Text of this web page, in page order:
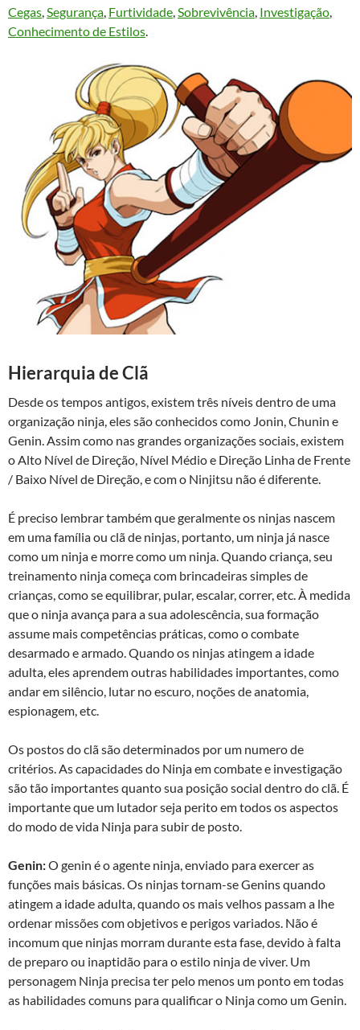
Cegas Segurança Furtividade Sobrevivência Investigação
Conhecimento de Estilos
Hierarquia de Clã
Desde os tempos antigos, existem três níveis dentro de uma
organização ninja, eles são conhecidos como Jonin, Chunin e
Genin. Assim como nas grandes organizações sociais, existem
o Alto Nível de Direção, Nível Médio e Direção Linha de Frente
/ Baixo Nível de Direção, e com o Ninjitsu não é diferente.
É preciso lembrar também que geralmente os ninjas nascem
em uma família ou clã de ninjas, portanto, um ninja já nasce
como um ninja e morre como um ninja. Quando criança, seu
treinamento ninja começa com brincadeiras simples de
crianças, como se equilibrar, pular, escalar, correr, etc. À medida
que o ninja avança para a sua adolescência, sua formação
assume mais competências práticas, como o combate
desarmado e armado. Quando os ninjas atingem a idade
adulta, eles aprendem outras habilidades importantes, como
andar em silêncio, lutar no escuro, noções de anatomia,
espionagem, etc.
Os postos do clã são determinados por um numero de
critérios. As capacidades do Ninja em combate e investigação
são tão importantes quanto sua posição social dentro do clã. É
importante que um lutador seja perito em todos os aspectos
do modo de vida Ninja para subir de posto.
Genin:O genin é o agente ninja, enviado para exercer as
funções mais básicas. Os ninjas tornam-se Genins quando
atingem a idade adulta, quando os mais velhos passam a lhe
ordenar missões com objetivos e perigos variados. Não é
incomum que ninjas morram durante esta fase, devido à falta
de preparo ou inaptidão para o estilo ninja de viver. Um
personagem Ninja precisa ter pelo menos um ponto em todas
as habilidades comuns para qualificar o Ninja como um Genin.